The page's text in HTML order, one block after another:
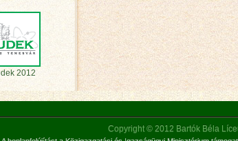
2012
Copyright © 2012 Bartók Béla